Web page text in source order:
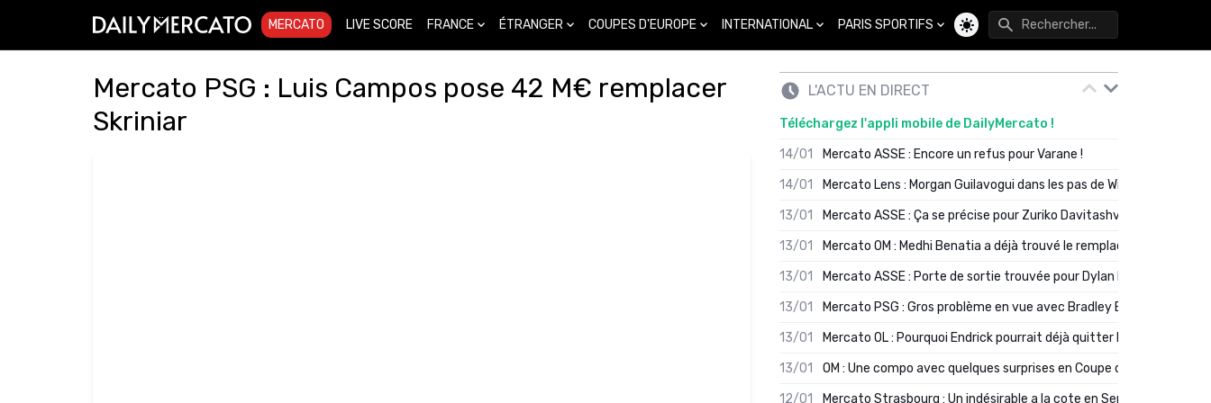
MERCATO LIVE SCORE FRANCE ÉTRANGER COUPES D'EUROPE INTERNATIONAL PARIS SPORTIFS
Changer de thème
Mercato PSG : Luis Campos pose 42 M€ remplacer
Skriniar
L'ACTU EN DIRECT
Téléchargez l'appli mobile de DailyMercato !
14/01
Mercato ASSE : Encore un refus pour Varane !
14/01
Mercato Lens : Morgan Guilavogui dans les pas de Will Still ?
13/01
Mercato ASSE : Ça se précise pour Zuriko Davitashvili
13/01
Mercato OM : Medhi Benatia a déjà trouvé le remplaçant de Robinio
13/01
Mercato ASSE : Porte de sortie trouvée pour Dylan Batubinsika
13/01
Mercato PSG : Gros problème en vue avec Bradley Barcola ?
13/01
Mercato OL : Pourquoi Endrick pourrait déjà quitter Lyon en janvier
13/01
OM : Une compo avec quelques surprises en Coupe de France
12/01
Mercato Strasbourg : Un indésirable a la cote en Serie A